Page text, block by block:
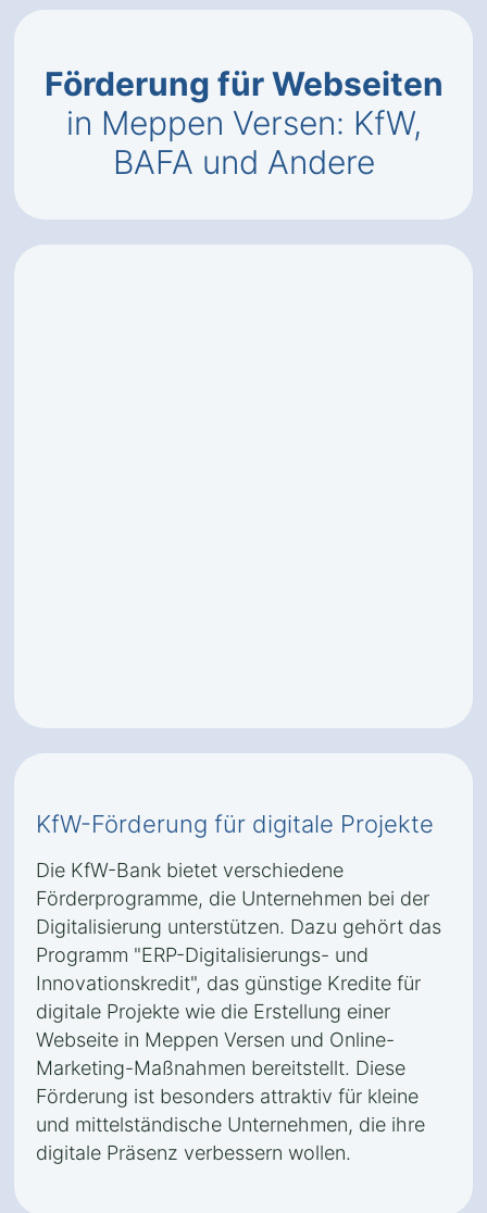
Förderung für Webseiten
in Meppen Versen: KfW,
BAFA und Andere
KfW-Förderung für digitale Projekte
Die KfW-Bank bietet verschiedene
Förderprogramme, die Unternehmen bei der
Digitalisierung unterstützen. Dazu gehört das
Programm "ERP-Digitalisierungs- und
Innovationskredit", das günstige Kredite für
digitale Projekte wie die Erstellung einer
Webseite in Meppen Versen und Online-
Marketing-Maßnahmen bereitstellt. Diese
Förderung ist besonders attraktiv für kleine
und mittelständische Unternehmen, die ihre
digitale Präsenz verbessern wollen.